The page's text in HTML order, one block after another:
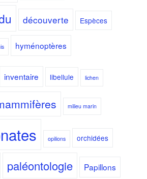
découverte Espèces
hyménoptères
inventaire libellule lichen
milieu marin
opilions orchidées
paléontologie Papillons